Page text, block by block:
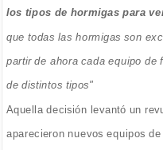
los tipos de hormigas para
que todas las hormigas son
partir de ahora cada equipo de
de distintos tipos"
Aquella decisión levantó un
aparecieron nuevos equipos